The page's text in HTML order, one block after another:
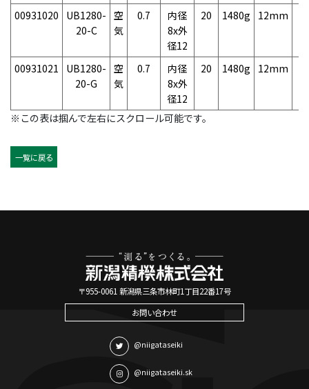
00931020
UB1280-
20-C
空
気
0.7
内径
8x外
径12
20 1480g 12mm
00931021
UB1280-
20-G
空
気
0.7
内径
8x外
径12
20 1480g 12mm
※この表は掴んで左右にスクロール可能です。
一覧に戻る
〒955-0061 新潟県三条市林町1丁目22番17号
お問い合わせ
@niigataseiki
@niigataseiki.sk